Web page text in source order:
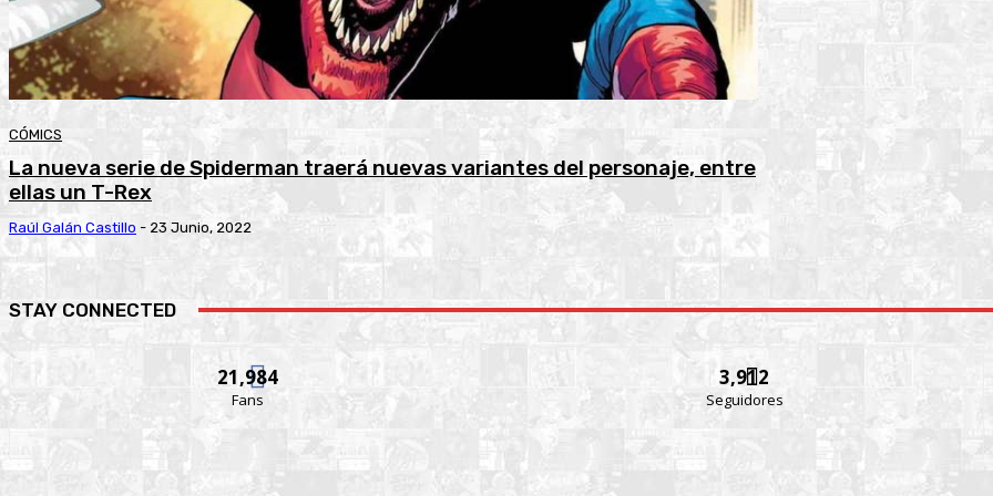
CÓMICS
La nueva serie de Spiderman traerá nuevas variantes del personaje, entre
ellas un T-Rex
Raúl Galán Castillo - 23 Junio, 2022
STAY CONNECTED
21,984
Fans
3,912
Seguidores